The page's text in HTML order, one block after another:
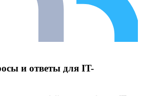
и ответы для IT-